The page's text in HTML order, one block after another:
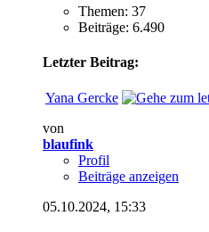
Themen: 37
Beiträge: 6.490
Letzter Beitrag:
Yana Gercke
von
blaufink
Profil
Beiträge anzeigen
05.10.2024, 15:33